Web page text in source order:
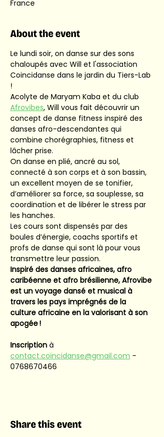
France
About the event
Le lundi soir, on danse sur des sons
chaloupés avec Will et l'association
Coincidanse dans le jardin du Tiers-Lab
!
Acolyte de Maryam Kaba et du club
Afrovibes, Will vous fait découvrir un
concept de danse fitness inspiré des
danses afro-descendantes qui
combine chorégraphies, fitness et
lâcher prise.
On danse en plié, ancré au sol,
connecté à son corps et à son bassin,
un excellent moyen de se tonifier,
d’améliorer sa force, sa souplesse, sa
coordination et de libérer le stress par
les hanches.
Les cours sont dispensés par des
boules d’énergie, coachs sportifs et
profs de danse qui sont là pour vous
transmettre leur passion.
Inspiré des danses africaines, afro
caribéenne et afro brésilienne, Afrovibe
est un voyage dansé et musical à
travers les pays imprégnés de la
culture africaine en la valorisant à son
apogée !
Inscription à
contact.coincidanse@gmail.com -
0768670466
Share this event